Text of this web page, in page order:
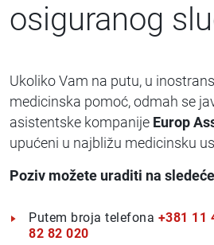
osiguranog
Ukoliko Vam na putu, u
medicinska pomoć, odmah se
asistentske kompanije Europ
upućeni u najbližu medicinsku
Poziv možete uraditi na
Putem broja telefona +381 11
82 82 020